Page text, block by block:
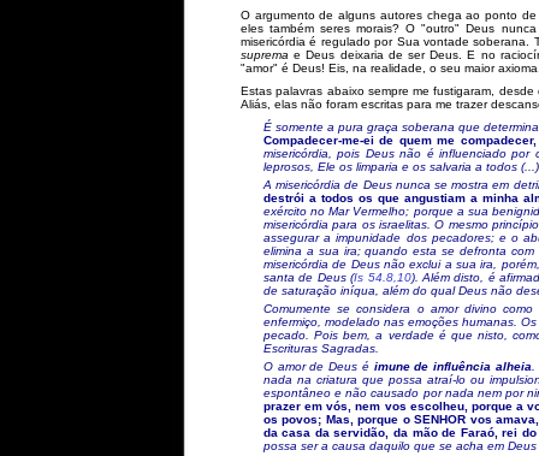
O argumento de alguns autores chega ao ponto
eles também seres morais? O "outro" Deus
misericórdia é regulado por Sua vontade
suprema e Deus deixaria de ser Deus. E no
"amor" é Deus! Eis, na realidade, o seu maior
Estas palavras abaixo sempre me fustigaram,
Aliás, elas não foram escritas para me trazer
É somente a pura graça soberana que
Compadecer-me-ei de quem me
misericórdia, pois Deus não é influenciado
leprosos, Ele os limparia e os salvaria a todos
A misericórdia de Deus nunca se mostra em
destrói a todos os que angustiam a minha
exército no Mar Vermelho; porque a sua
misericórdia para os israelitas. O mesmo
assegurar a impunidade dos pecadores; e o
elimina a sua ira; quando esta se defronta
misericórdia de Deus não exclui a sua ira,
santa de Deus (Is 54.8,10). Além disto, é
de saturação iníqua, além do qual Deus não
Comumente se considera o amor divino
enfermiço, modelado nas emoções humanas.
pecado. Pois bem, a verdade é que nisto,
Escrituras Sagradas.
O amor de Deus é imune de influência alheia
nada na criatura que possa atraí-lo ou
espontâneo e não causado por nada nem por
prazer em vós, nem vos escolheu, porque a
os povos; Mas, porque o SENHOR vos
da casa da servidão, da mão de Faraó, rei
possa ser a causa daquilo que se acha em